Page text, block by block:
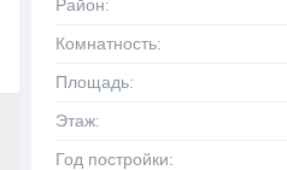
Район:
Комнатность:
Площадь:
Этаж:
Год постройки: